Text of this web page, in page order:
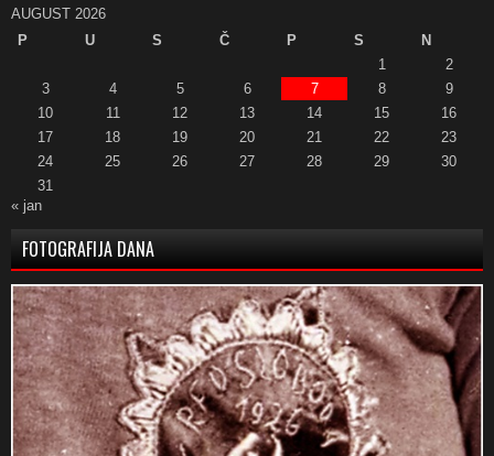
AUGUST 2026
P
U S Č P S
N
1
2
3
4 5 6 7 8
9
10
11 12 13 14 15
16
17
18 19 20 21 22
23
24
25 26 27 28 29
30
31
« jan
FOTOGRAFIJA DANA